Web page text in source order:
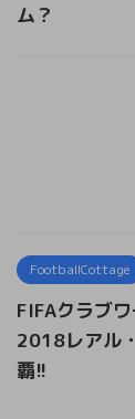
ム？
FootballCottage
FIFAクラブ
2018レアル
覇!!